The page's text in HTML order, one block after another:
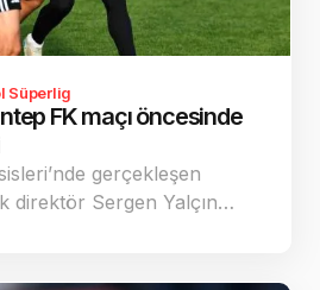
Süperlig
FK maçı öncesinde
gerçekleşen
direktör Sergen Yalçın…